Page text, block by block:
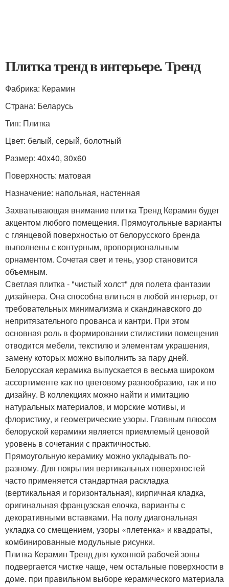
Плитка тренд в интерьере. Тренд
Фабрика: Керамин
Страна: Беларусь
Тип: Плитка
Цвет: белый, серый, болотный
Размер: 40x40, 30x60
Поверхность: матовая
Назначение: напольная, настенная
Захватывающая внимание плитка Тренд Керамин будет
акцентом любого помещения. Прямоугольные варианты
с глянцевой поверхностью от белорусского бренда
выполнены с контурным, пропорциональным
орнаментом. Сочетая свет и тень, узор становится
объемным.
Светлая плитка - "чистый холст" для полета фантазии
дизайнера. Она способна влиться в любой интерьер, от
требовательных минимализма и скандинавского до
непритязательного прованса и кантри. При этом
основная роль в формировании стилистики помещения
отводится мебели, текстилю и элементам украшения,
замену которых можно выполнить за пару дней.
Белорусская керамика выпускается в весьма широком
ассортименте как по цветовому разнообразию, так и по
дизайну. В коллекциях можно найти и имитацию
натуральных материалов, и морские мотивы, и
флористику, и геометрические узоры. Главным плюсом
белоруской керамики является приемлемый ценовой
уровень в сочетании с практичностью.
Прямоугольную керамику можно укладывать по-
разному. Для покрытия вертикальных поверхностей
часто применяется стандартная раскладка
(вертикальная и горизонтальная), кирпичная кладка,
оригинальная французская елочка, варианты с
декоративными вставками. На полу диагональная
укладка со смещением, узоры «плетенка» и квадраты,
комбинированные модульные рисунки.
Плитка Керамин Тренд для кухонной рабочей зоны
подвергается чистке чаще, чем остальные поверхности в
доме. при правильном выборе керамического материала